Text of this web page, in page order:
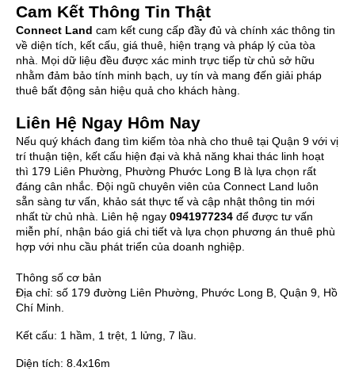
Cam Kết Thông Tin Thật
Connect Land cam kết cung cấp đầy đủ và chính xác thông tin
về diện tích, kết cấu, giá thuê, hiện trạng và pháp lý của tòa
nhà. Mọi dữ liệu đều được xác minh trực tiếp từ chủ sở hữu
nhằm đảm bảo tính minh bạch, uy tín và mang đến giải pháp
thuê bất động sản hiệu quả cho khách hàng.
Liên Hệ Ngay Hôm Nay
Nếu quý khách đang tìm kiếm tòa nhà cho thuê tại Quận 9 với vị
trí thuận tiện, kết cấu hiện đại và khả năng khai thác linh hoạt
thì 179 Liên Phường, Phường Phước Long B là lựa chọn rất
đáng cân nhắc. Đội ngũ chuyên viên của Connect Land luôn
sẵn sàng tư vấn, khảo sát thực tế và cập nhật thông tin mới
nhất từ chủ nhà. Liên hệ ngay 0941977234 để được tư vấn
miễn phí, nhận báo giá chi tiết và lựa chọn phương án thuê phù
hợp với nhu cầu phát triển của doanh nghiệp.
Thông số cơ bản
Địa chỉ: số 179 đường Liên Phường, Phước Long B, Quận 9, Hồ
Chí Minh.
Kết cấu: 1 hầm, 1 trệt, 1 lửng, 7 lầu.
Diện tích: 8.4x16m